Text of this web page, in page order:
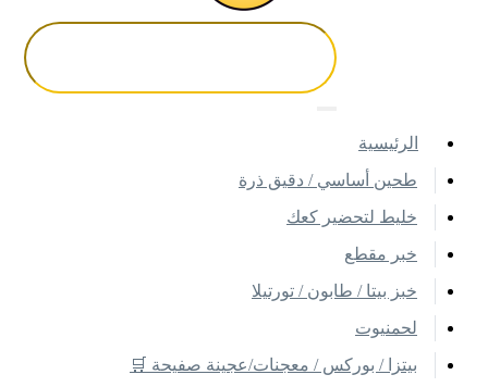
اﻟﺮﺋﻴﺴﻴﺔ
طحين أساسي / دقيق ذرة
خليط لتحضير كعك
خبر مقطع
خبز بيتا / طابون / تورتيلا
لحمنيوت
بيتزا / بوركس / معجنات/عجينة صفيحة 🛒